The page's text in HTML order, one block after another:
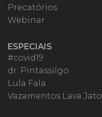
Precatórios
Webinar
ESPECIAIS
#covid19
dr. Pintassilgo
Lula Fala
Vazamentos Lava Jato